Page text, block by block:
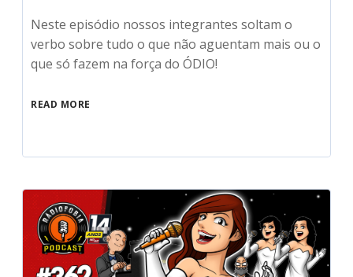
Neste episódio nossos integrantes soltam o
verbo sobre tudo o que não aguentam mais ou o
que só fazem na força do ÓDIO!
READ MORE